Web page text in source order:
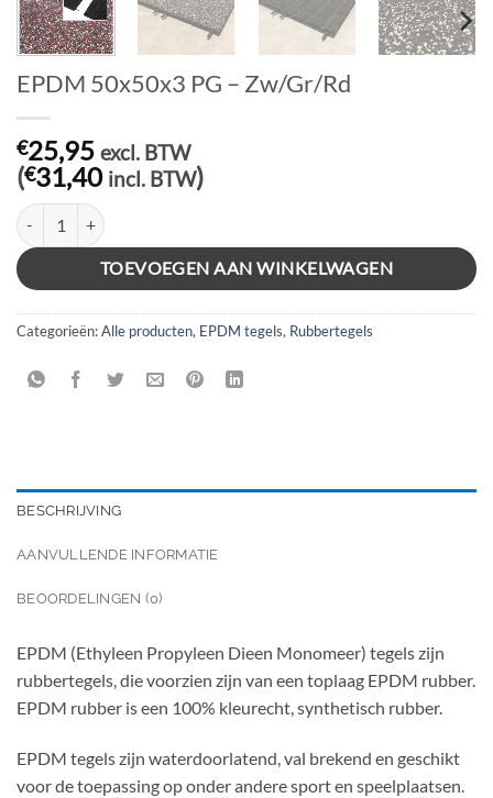
EPDM 50x50x3 PG – Zw/Gr/Rd
€25,95 excl. BTW
(€31,40 incl. BTW)
EPDM 50x50x3 PG - Zw/Gr/Rd aantal
TOEVOEGEN AAN WINKELWAGEN
Categorieën:Alle producten, EPDM tegels, Rubbertegels
BESCHRIJVING
AANVULLENDE INFORMATIE
BEOORDELINGEN (0)
EPDM (Ethyleen Propyleen Dieen Monomeer) tegels zijn
rubbertegels, die voorzien zijn van een toplaag EPDM rubber.
EPDM rubber is een 100% kleurecht, synthetisch rubber.
EPDM tegels zijn waterdoorlatend, val brekend en geschikt
voor de toepassing op onder andere sport en speelplaatsen.